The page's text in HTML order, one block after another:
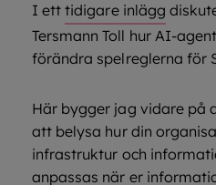
I etttidigare inlägg
Tersmann Toll hur AI-
förändra spelreglerna för
Här bygger jag vidare på
att belysa hur din
infrastruktur och
anpassas när er